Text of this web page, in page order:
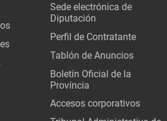
Sede electrónica de
Diputación
Perfil de Contratante
Tablón de Anuncios
Boletín Oficial de la
Província
Accesos corporativos